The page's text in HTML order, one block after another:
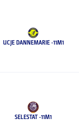
UCJE DANNEMARIE -11M1
SELESTAT -11M1